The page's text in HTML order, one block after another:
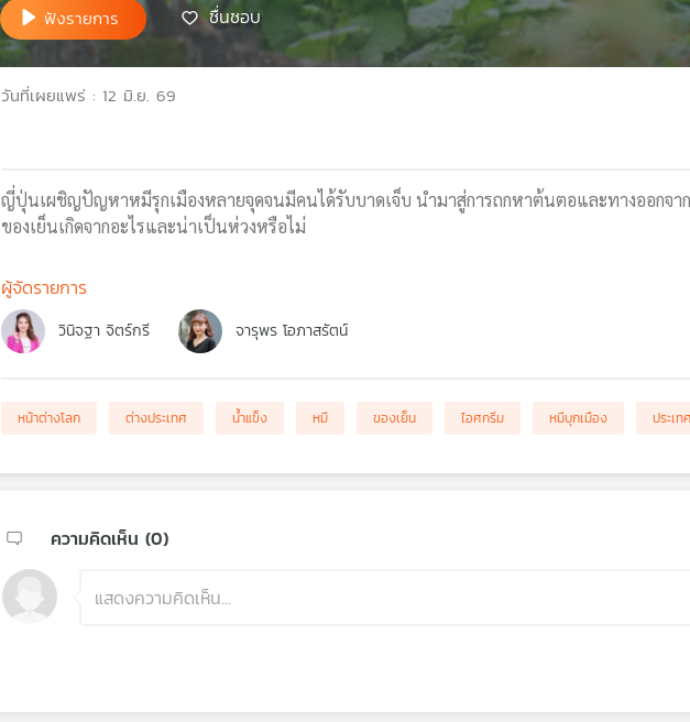
ฟังรายการ ชื่นชอบ
วันที่เผยแพร่ : 12 มิ.ย. 69
ญี่ปุ่นเผชิญปัญหาหมีรุกเมืองหลายจุดจนมีคนได้รับบาดเจ็บ นำมาสู่การถกหาต้นตอและทางออกจ
ของเย็นเกิดจากอะไรและน่าเป็นห่วงหรือไม่
ผู้จัดรายการ
วินิจฐา จิตร์กรี จารุพร โอภาสรัตน์
หน้าต่างโลก ต่างประเทศ น้ำแข็ง หมี ของเย็น ไอศกรีม หมีบุกเมือง ประเ
ความคิดเห็น (0)